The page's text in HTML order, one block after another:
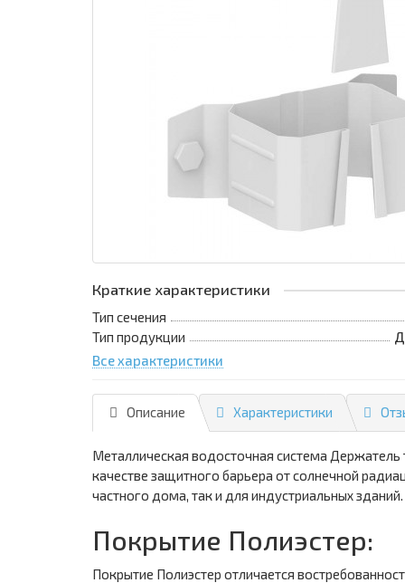
Краткие характеристики
Тип сечения
Тип продукции
Все характеристики
Описание Характеристики
Металлическая водосточная система
качестве защитного барьера от солнечной
частного дома, так и для индустриальных
Покрытие Полиэстер:
Покрытие Полиэстер отличается